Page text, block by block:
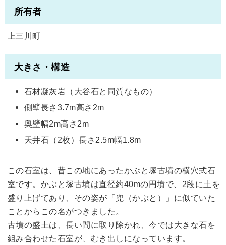
所有者
上三川町
大きさ・構造
石材凝灰岩（大谷石と同質なもの）
側壁長さ3.7m高さ2m
奥壁幅2m高さ2m
天井石（2枚）長さ2.5m幅1.8m
この石室は、昔この地にあったかぶと塚古墳の横穴式石
室です。かぶと塚古墳は直径約40mの円墳で、2段に土を
盛り上げてあり、その姿が「兜（かぶと）」に似ていた
ことからこの名がつきました。
古墳の盛土は、長い間に取り除かれ、今では大きな石を
組み合わせた石室が、むき出しになっています。